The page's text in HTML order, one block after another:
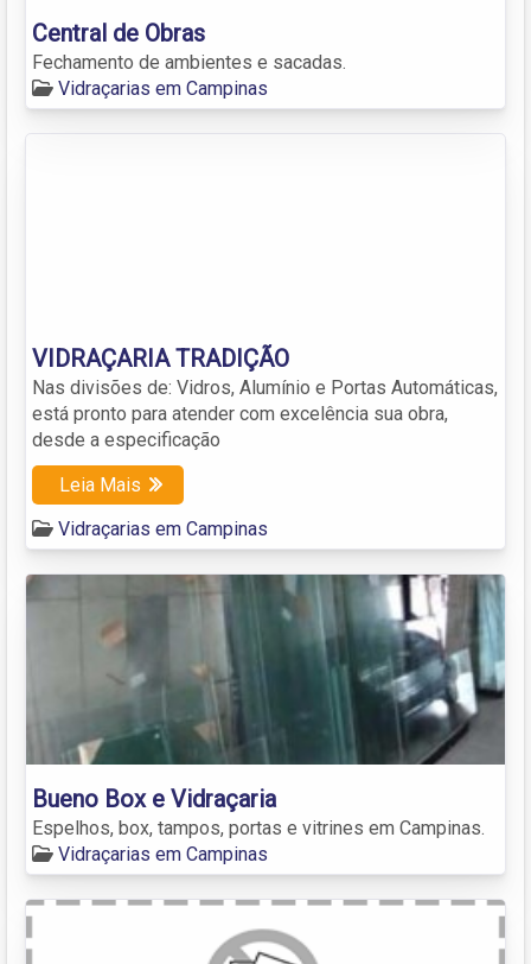
Central de Obras
Fechamento de ambientes e sacadas.
Vidraçarias em Campinas
VIDRAÇARIA TRADIÇÃO
Nas divisões de: Vidros, Alumínio e Portas Automáticas,
está pronto para atender com excelência sua obra,
desde a especificação
Leia Mais
Vidraçarias em Campinas
Bueno Box e Vidraçaria
Espelhos, box, tampos, portas e vitrines em Campinas.
Vidraçarias em Campinas